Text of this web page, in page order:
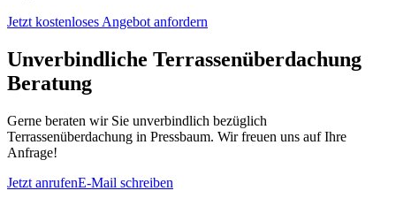
Jetzt kostenloses Angebot anfordern
Unverbindliche Terrassenüberdachung
Beratung
Gerne beraten wir Sie unverbindlich bezüglich
Terrassenüberdachung in Pressbaum. Wir freuen uns auf Ihre
Anfrage!
Jetzt anrufenE-Mail schreiben